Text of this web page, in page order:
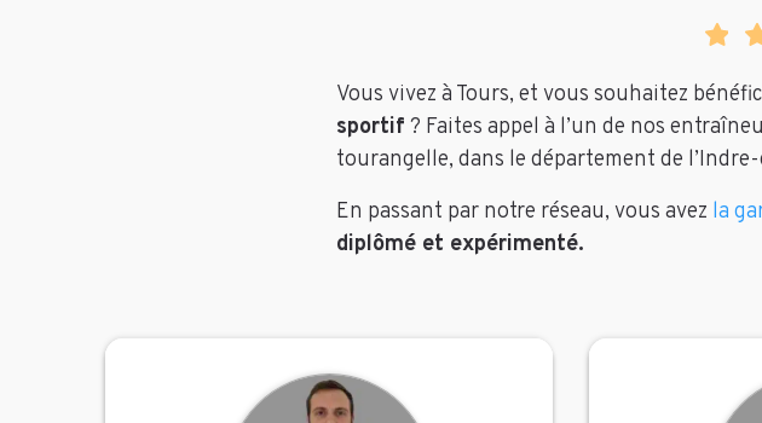
Vous vivez à Tours, et vous souhaitez
sportif ? Faites appel à l’un de nos
tourangelle, dans le département de
En passant par notre réseau, vous avez la
diplômé et expérimenté.